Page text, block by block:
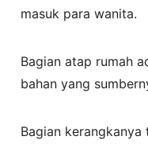
masuk para wanita.
Bagian atap rumah
bahan yang
Bagian